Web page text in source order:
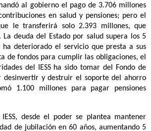
al gobierno el pago de 3.706 millones
en salud y pensiones; pero el
le transferirá solo 2.393 millones, que
deuda del Estado por salud supera los 5
deteriorado el servicio que presta a sus
de fondos para cumplir las obligaciones, el
del IESS ha sido tomar del Fondo de
desinvertir y destruir el soporte del ahorro
1.100 millones para pagar pensiones
desde el poder se plantea mantener
de jubilación en 60 años, aumentando 5